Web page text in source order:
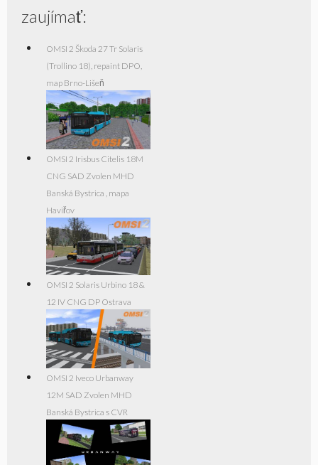
zaujímať:
OMSI 2 Škoda 27 Tr Solaris
(Trollino 18), repaint DPO,
map Brno-Lišeň
OMSI 2 Irisbus Citelis 18M
CNG SAD Zvolen MHD
Banská Bystrica , mapa
Haviřov
OMSI 2 Solaris Urbino 18 &
12 IV CNG DP Ostrava
OMSI 2 Iveco Urbanway
12M SAD Zvolen MHD
Banská Bystrica s CVR